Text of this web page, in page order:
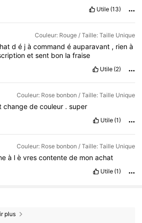
Utile (13)
Couleur: Rouge / Taille: Taille Unique
d é j à command é auparavant , rien à
etsent bon lafraise
Utile (2)
Couleur: Rose bonbon / Taille: Taille Unique
change de couleur . super
Utile (1)
Couleur: Rose bonbon / Taille: Taille Unique
à l è vres contente de mon achat
Utile (1)
plus